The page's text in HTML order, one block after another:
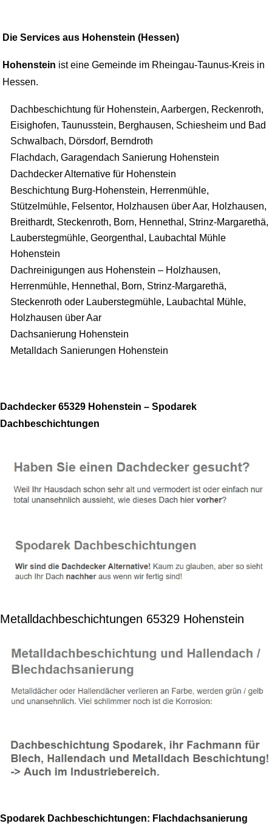
Die Services aus Hohenstein (Hessen)
Hohenstein ist eine Gemeinde im Rheingau-Taunus-Kreis in
Hessen.
Dachbeschichtung für Hohenstein, Aarbergen, Reckenroth,
Eisighofen, Taunusstein, Berghausen, Schiesheim und Bad
Schwalbach, Dörsdorf, Berndroth
Flachdach, Garagendach Sanierung Hohenstein
Dachdecker Alternative für Hohenstein
Beschichtung Burg-Hohenstein, Herrenmühle,
Stützelmühle, Felsentor, Holzhausen über Aar, Holzhausen,
Breithardt, Steckenroth, Born, Hennethal, Strinz-Margarethä,
Lauberstegmühle, Georgenthal, Laubachtal Mühle
Hohenstein
Dachreinigungen aus Hohenstein – Holzhausen,
Herrenmühle, Hennethal, Born, Strinz-Margarethä,
Steckenroth oder Lauberstegmühle, Laubachtal Mühle,
Holzhausen über Aar
Dachsanierung Hohenstein
Metalldach Sanierungen Hohenstein
Dachdecker 65329 Hohenstein – Spodarek
Dachbeschichtungen
Metalldachbeschichtungen 65329 Hohenstein
Spodarek Dachbeschichtungen: Flachdachsanierung